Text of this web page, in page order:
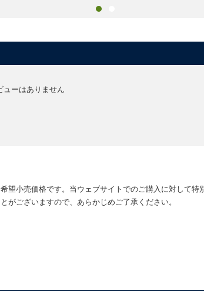
ューはありません
望小売価格です。当ウェブサイトでのご購入に対して
ございますので、あらかじめご了承ください。